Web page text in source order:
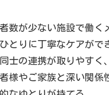
者数が少ない施設で働く
ひとりに丁寧なケアがで
同士の連携が取りやす
者様やご家族と深い関係